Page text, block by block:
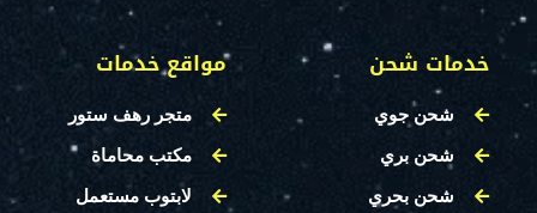
خدمات شحن
شحن جوي
شحن بري
شحن بحري
مواقع خدمات
متجر رهف ستور
مكتب محاماة
لابتوب مستعمل